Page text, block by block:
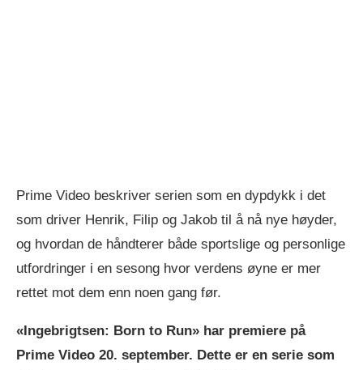
Prime Video beskriver serien som en dypdykk i det
som driver Henrik, Filip og Jakob til å nå nye høyder,
og hvordan de håndterer både sportslige og personlige
utfordringer i en sesong hvor verdens øyne er mer
rettet mot dem enn noen gang før.
«Ingebrigtsen: Born to Run» har premiere på
Prime Video 20. september. Dette er en serie som